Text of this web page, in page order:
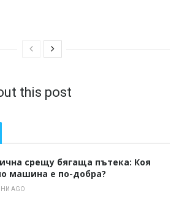
this post
срещу бягаща пътека: Коя
машина е по-добра?
AGO